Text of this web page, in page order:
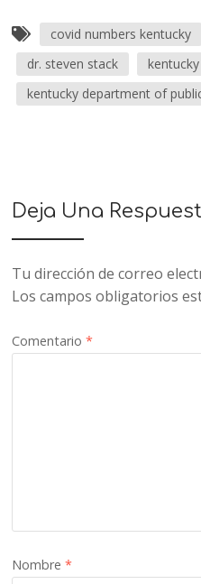
covid numbers kentucky
dr. steven stack
kentucky
kentucky department of
Deja Una
Tu dirección de correo
Los campos obligatorios
Comentario*
Nombre*